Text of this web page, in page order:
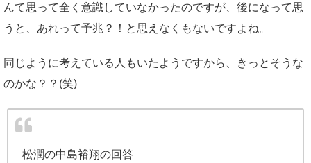
んて思って全く意識していなかったのですが、後になって思
うと、あれって予兆？！と思えなくもないですよね。
同じように考えている人もいたようですから、きっとそうな
のかな？？(笑)
松潤の中島裕翔の回答